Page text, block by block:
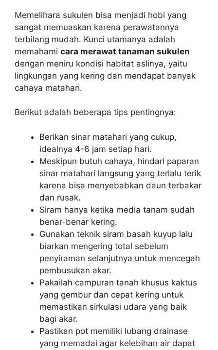
Memelihara sukulen bisa menjadi hobi yang
sangat memuaskan karena perawatannya
terbilang mudah. Kunci utamanya adalah
memahami cara merawat tanaman sukulen
dengan meniru kondisi habitat aslinya, yaitu
lingkungan yang kering dan mendapat banyak
cahaya matahari.
Berikut adalah beberapa tips pentingnya:
Berikan sinar matahari yang cukup,
idealnya 4-6 jam setiap hari.
Meskipun butuh cahaya, hindari paparan
sinar matahari langsung yang terlalu terik
karena bisa menyebabkan daun terbakar
dan rusak.
Siram hanya ketika media tanam sudah
benar-benar kering.
Gunakan teknik siram basah kuyup lalu
biarkan mengering total sebelum
penyiraman selanjutnya untuk mencegah
pembusukan akar.
Pakailah campuran tanah khusus kaktus
yang gembur dan cepat kering untuk
memastikan sirkulasi udara yang baik
bagi akar.
Pastikan pot memiliki lubang drainase
yang memadai agar kelebihan air dapat